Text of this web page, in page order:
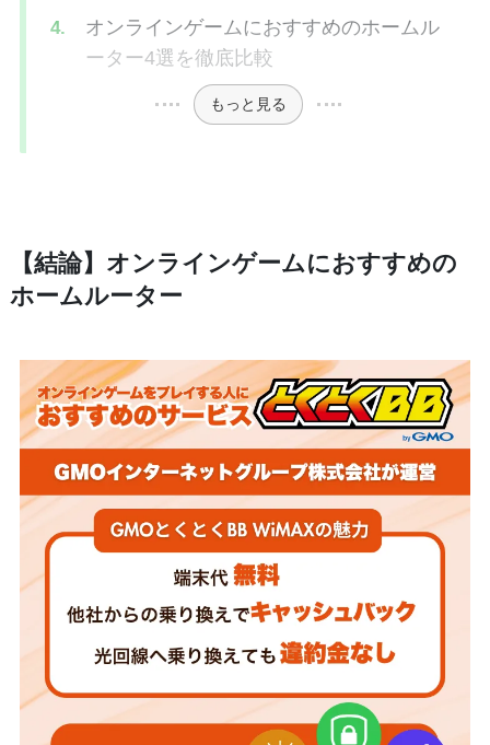
オンラインゲームにおすすめのホームル
ーター4選を徹底比較
もっと見る
【結論】オンラインゲームにおすすめの
ホームルーター